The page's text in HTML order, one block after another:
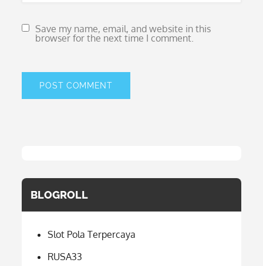
Save my name, email, and website in this
browser for the next time I comment.
BLOGROLL
Slot Pola Terpercaya
RUSA33